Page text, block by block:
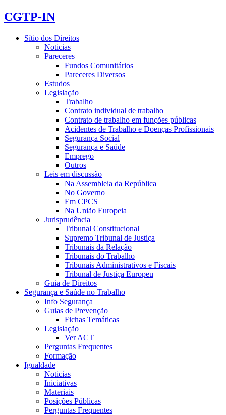
CGTP-IN
Sítio dos Direitos
Noticias
Pareceres
Fundos Comunitários
Pareceres Diversos
Estudos
Legislação
Trabalho
Contrato individual de trabalho
Contrato de trabalho em funções públicas
Acidentes de Trabalho e Doenças Profissionais
Segurança Social
Segurança e Saúde
Emprego
Outros
Leis em discussão
Na Assembleia da República
No Governo
Em CPCS
Na União Europeia
Jurisprudência
Tribunal Constitucional
Supremo Tribunal de Justiça
Tribunais da Relação
Tribunais do Trabalho
Tribunais Administrativos e Fiscais
Tribunal de Justiça Europeu
Guia de Direitos
Segurança e Saúde no Trabalho
Info Segurança
Guias de Prevenção
Fichas Temáticas
Legislação
Ver ACT
Perguntas Frequentes
Formação
Igualdade
Noticias
Iniciativas
Materiais
Posições Públicas
Perguntas Frequentes